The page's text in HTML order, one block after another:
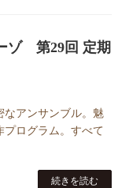
ゾ 第29回 定期
なアンサンブル。魅
プログラム。すべて
続きを読む